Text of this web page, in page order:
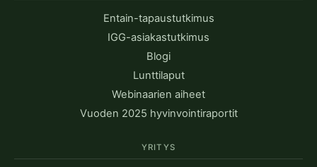
Entain-tapaustutkimus
IGG-asiakastutkimus
Blogi
Lunttilaput
Webinaarien aiheet
Vuoden 2025 hyvinvointiraportit
YRITYS